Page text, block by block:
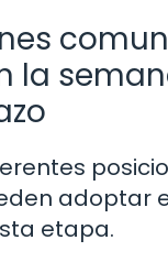
la
adoptar
etapa.